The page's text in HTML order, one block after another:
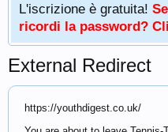
L'iscrizione è gratuita!
ricordi la password?
External Redirect
https://youthdigest.co.uk/